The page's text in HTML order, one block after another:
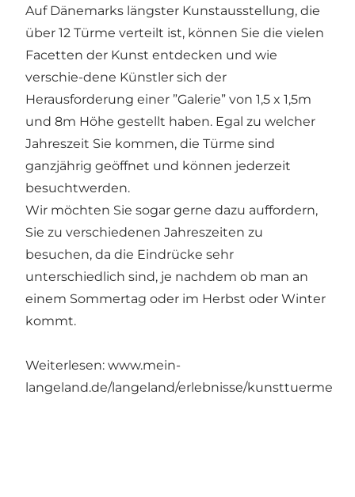
Auf Dänemarks längster Kunstausstellung, die
über 12 Türme verteilt ist, können Sie die vielen
Facetten der Kunst entdecken und wie
verschie-dene Künstler sich der
Herausforderung einer ”Galerie” von 1,5 x 1,5m
und 8m Höhe gestellt haben. Egal zu welcher
Jahreszeit Sie kommen, die Türme sind
ganzjährig geöffnet und können jederzeit
besuchtwerden.
Wir möchten Sie sogar gerne dazu auffordern,
Sie zu verschiedenen Jahreszeiten zu
besuchen, da die Eindrücke sehr
unterschiedlich sind, je nachdem ob man an
einem Sommertag oder im Herbst oder Winter
kommt.
Weiterlesen: www.mein-
langeland.de/langeland/erlebnisse/kunsttuerme